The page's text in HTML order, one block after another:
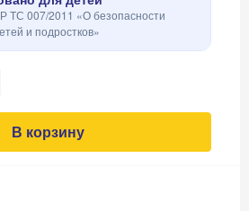
ТС 007/2011 «О безопасности
и подростков»
В корзину